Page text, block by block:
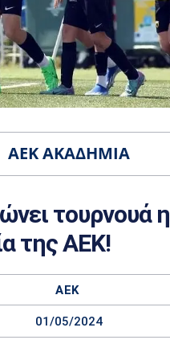
ΑΕΚ ΑΚΑΔΗΜΊΑ
τουρνουά η
της ΑΕΚ!
ΑΕΚ
01/05/2024